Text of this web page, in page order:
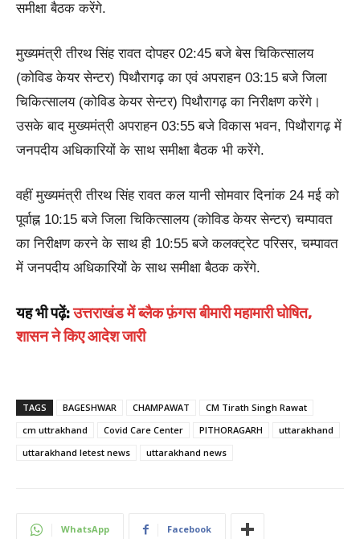
समीक्षा बैठक करेंगे.
मुख्यमंत्री तीरथ सिंह रावत दोपहर 02:45 बजे बेस चिकित्सालय
(कोविड केयर सेन्टर) पिथौरागढ़ का एवं अपराहन 03:15 बजे जिला
चिकित्सालय (कोविड केयर सेन्टर) पिथौरागढ़ का निरीक्षण करेंगे।
उसके बाद मुख्यमंत्री अपराहन 03:55 बजे विकास भवन, पिथौरागढ़ में
जनपदीय अधिकारियों के साथ समीक्षा बैठक भी करेंगे.
वहीं मुख्यमंत्री तीरथ सिंह रावत कल यानी सोमवार दिनांक 24 मई को
पूर्वाह्न 10:15 बजे जिला चिकित्सालय (कोविड केयर सेन्टर) चम्पावत
का निरीक्षण करने के साथ ही 10:55 बजे कलक्ट्रेट परिसर, चम्पावत
में जनपदीय अधिकारियों के साथ समीक्षा बैठक करेंगे.
यह भी पढ़ें:उत्तराखंड में ब्लैक फ़ंगस बीमारी महामारी घोषित,
शासन ने किए आदेश जारी
TAGS BAGESHWAR CHAMPAWAT
CM Tirath Singh Rawat
cm uttrakhand
Covid Care Center PITHORAGARH
uttarakhand
uttarakhand letest news
uttarakhand news
WhatsApp Facebook